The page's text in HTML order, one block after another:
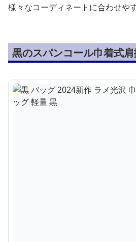
様々なコーディネートに合わせや
黒のスパンコール巾着式